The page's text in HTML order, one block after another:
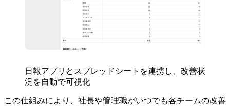
日報アプリとスプレッドシートを連携し、改善状
況を自動で可視化
この仕組みにより、社長や管理職がいつでも各チームの改善